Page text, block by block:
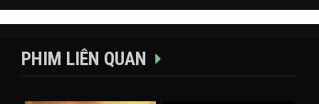
PHIM LIÊN QUAN